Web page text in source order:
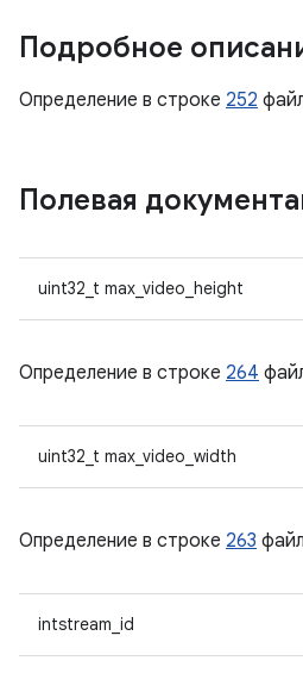
Подробное
Определение в строке 252
Полевая
uint32_t max_video_height
Определение в строке 264
uint32_t max_video_width
Определение в строке 263
intstream_id